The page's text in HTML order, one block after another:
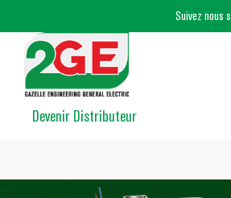
Devenir Distributeur